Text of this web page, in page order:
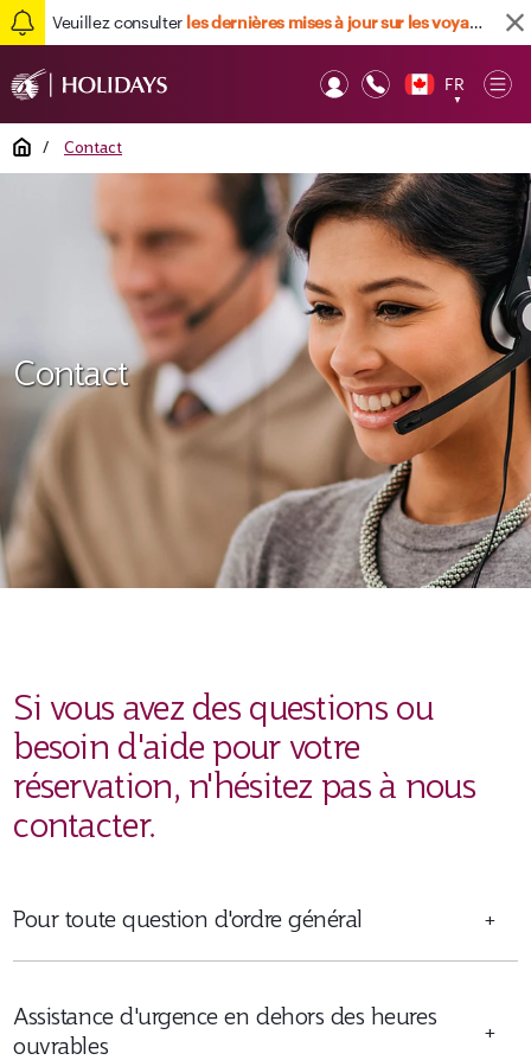
Veuillez consulter les dernières mises à jour sur les voyages ici
FR
▼
Home / Contact
Contact
Si vous avez des questions ou
besoin d'aide pour votre
réservation, n'hésitez pas à nous
contacter.
Pour toute question d'ordre général +
Assistance d'urgence en dehors des heures
ouvrables
+